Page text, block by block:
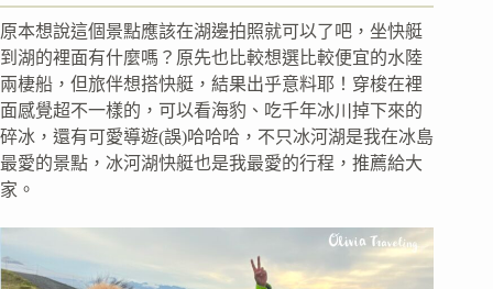
原本想說這個景點應該在湖邊拍照就可以了吧，坐快艇
到湖的裡面有什麼嗎？原先也比較想選比較便宜的水陸
兩棲船，但旅伴想搭快艇，結果出乎意料耶！穿梭在裡
面感覺超不一樣的，可以看海豹、吃千年冰川掉下來的
碎冰，還有可愛導遊(誤)哈哈哈，不只冰河湖是我在冰島
最愛的景點，冰河湖快艇也是我最愛的行程，推薦給大
家。